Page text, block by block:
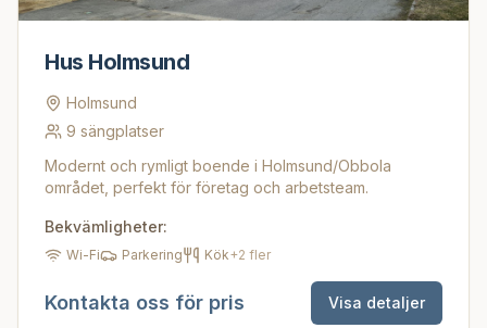
Hus Holmsund
Holmsund
9 sängplatser
Modernt och rymligt boende i Holmsund/Obbola
området, perfekt för företag och arbetsteam.
Bekvämligheter:
Wi-Fi Parkering Kök+2 fler
Kontakta oss för pris Visa detaljer